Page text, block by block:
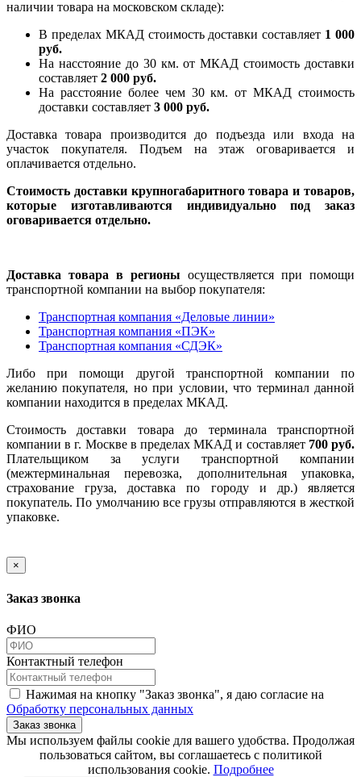
наличии товара на московском складе):
В пределах МКАД стоимость доставки составляет 1 000
руб.
На насcтояние до 30 км. от МКАД стоимость доставки
составляет 2 000 руб.
На расстояние более чем 30 км. от МКАД стоимость
доставки составляет 3 000 руб.
Доставка товара производится до подъезда или входа на
участок покупателя. Подъем на этаж оговаривается и
оплачивается отдельно.
Стоимость доставки крупногабаритного товара и товаров,
которые изготавливаются индивидуально под заказ
оговаривается отдельно.
Доставка товара в регионы осуществляется при помощи
транспортной компании на выбор покупателя:
Транспортная компания «Деловые линии»
Транспортная компания «ПЭК»
Транспортная компания «СДЭК»
Либо при помощи другой транспортной компании по
желанию покупателя, но при условии, что терминал данной
компании находится в пределах МКАД.
Стоимость доставки товара до терминала транспортной
компании в г. Москве в пределах МКАД и составляет 700 руб.
Плательщиком за услуги транспортной компании
(межтерминальная перевозка, дополнительная упаковка,
страхование груза, доставка по городу и др.) является
покупатель. По умолчанию все грузы отправляются в жесткой
упаковке.
×
Заказ звонка
ФИО
Контактный телефон
Нажимая на кнопку "Заказ звонка", я даю согласие на
Обработку персональных данных
Заказ звонка
​​​​​​​Мы используем файлы cookie для вашего удобства. Продолжая
пользоваться сайтом, вы соглашаетесь с политикой
использования cookie.​​​​​​​ Подробнее